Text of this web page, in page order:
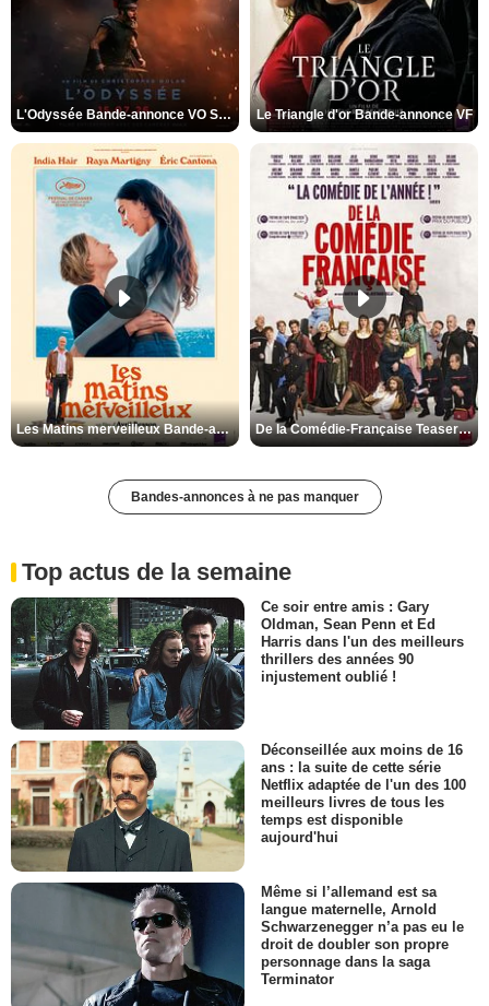
L'Odyssée Bande-annonce VO STFR Le Triangle d'or Bande-annonce VF
Les Matins merveilleux Bande-annonce VF De la Comédie-Française Teaser VF
Bandes-annonces à ne pas manquer
Top actus de la semaine
Ce soir entre amis : Gary
Oldman, Sean Penn et Ed
Harris dans l'un des meilleurs
thrillers des années 90
injustement oublié !
Déconseillée aux moins de 16
ans : la suite de cette série
Netflix adaptée de l'un des 100
meilleurs livres de tous les
temps est disponible
aujourd'hui
Même si l’allemand est sa
langue maternelle, Arnold
Schwarzenegger n’a pas eu le
droit de doubler son propre
personnage dans la saga
Terminator